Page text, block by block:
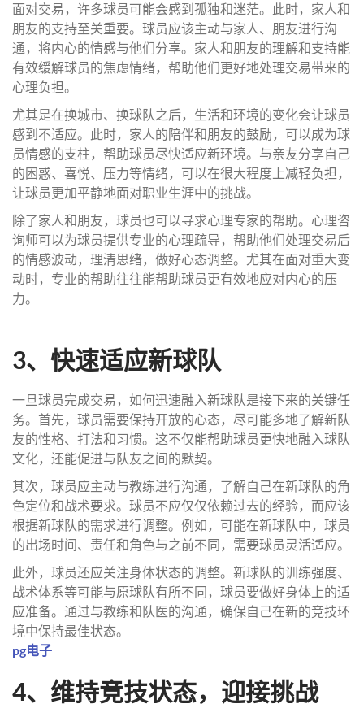
面对交易，许多球员可能会感到孤独和迷茫。此时，家人和
朋友的支持至关重要。球员应该主动与家人、朋友进行沟
通，将内心的情感与他们分享。家人和朋友的理解和支持能
有效缓解球员的焦虑情绪，帮助他们更好地处理交易带来的
心理负担。
尤其是在换城市、换球队之后，生活和环境的变化会让球员
感到不适应。此时，家人的陪伴和朋友的鼓励，可以成为球
员情感的支柱，帮助球员尽快适应新环境。与亲友分享自己
的困惑、喜悦、压力等情绪，可以在很大程度上减轻负担，
让球员更加平静地面对职业生涯中的挑战。
除了家人和朋友，球员也可以寻求心理专家的帮助。心理咨
询师可以为球员提供专业的心理疏导，帮助他们处理交易后
的情感波动，理清思绪，做好心态调整。尤其在面对重大变
动时，专业的帮助往往能帮助球员更有效地应对内心的压
力。
3、快速适应新球队
一旦球员完成交易，如何迅速融入新球队是接下来的关键任
务。首先，球员需要保持开放的心态，尽可能多地了解新队
友的性格、打法和习惯。这不仅能帮助球员更快地融入球队
文化，还能促进与队友之间的默契。
其次，球员应主动与教练进行沟通，了解自己在新球队的角
色定位和战术要求。球员不应仅仅依赖过去的经验，而应该
根据新球队的需求进行调整。例如，可能在新球队中，球员
的出场时间、责任和角色与之前不同，需要球员灵活适应。
此外，球员还应关注身体状态的调整。新球队的训练强度、
战术体系等可能与原球队有所不同，球员要做好身体上的适
应准备。通过与教练和队医的沟通，确保自己在新的竞技环
境中保持最佳状态。
pg电子
4、维持竞技状态，迎接挑战